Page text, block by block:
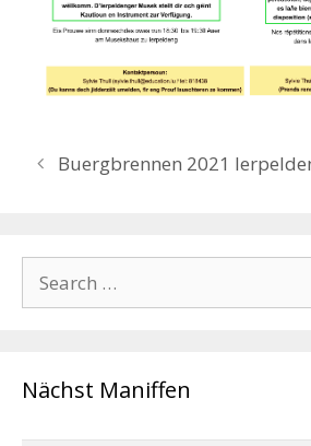
Buergbrennen 2021
for:
Nächst Maniffen